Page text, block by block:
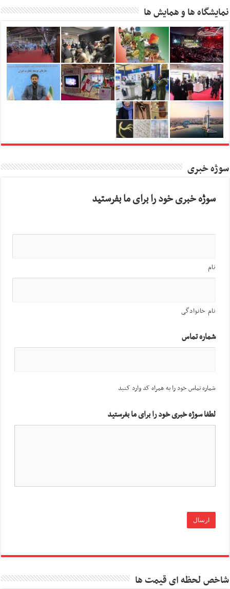
نمایشگاه ها و همایش ها
سوژه خبری
سوژه خبری خود را برای ما بفرستید
نام
نام خانوادگی
شماره تماس
شماره تماس خود را به همراه کد وارد کنید
لطفا سوژه خبری خود را برای ما بفرستید
شاخص لحظه ای قیمت ها